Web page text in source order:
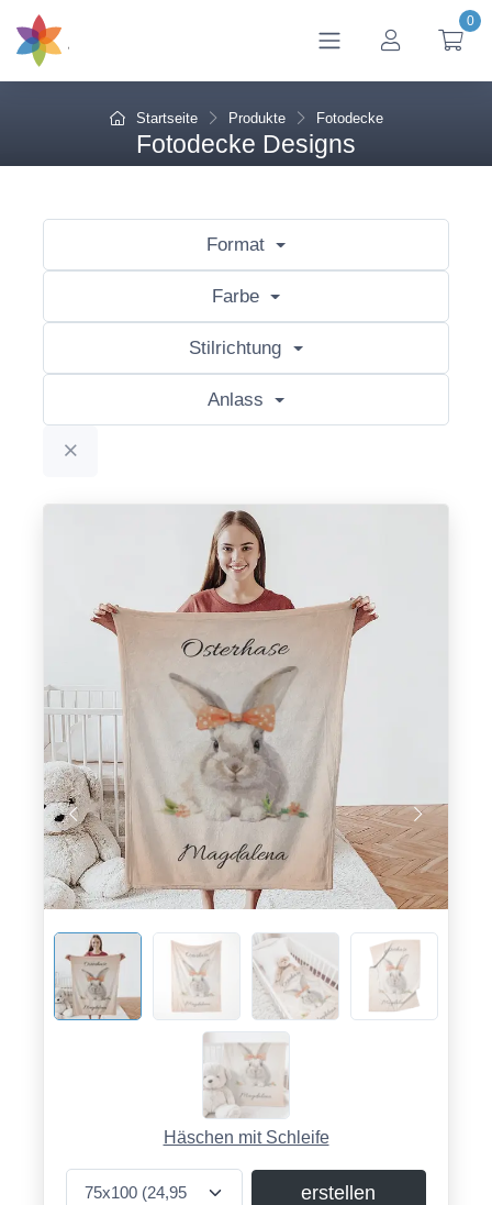
0
Startseite Produkte Fotodecke
Fotodecke Designs
Format
Farbe
Stilrichtung
Anlass
Häschen mit Schleife
erstellen